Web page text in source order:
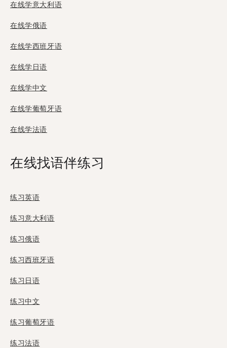
在线学意大利语
在线学俄语
在线学西班牙语
在线学日语
在线学中文
在线学葡萄牙语
在线学法语
在线找语伴练习
练习英语
练习意大利语
练习俄语
练习西班牙语
练习日语
练习中文
练习葡萄牙语
练习法语